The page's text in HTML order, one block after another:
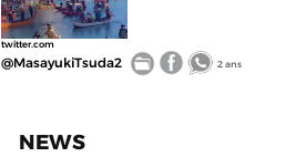
twitter.com
@MasayukiTsuda2 2 ans
NEWS